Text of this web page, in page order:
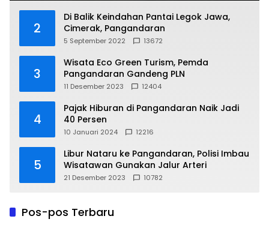
2
Di Balik Keindahan Pantai Legok Jawa,
Cimerak, Pangandaran
5 September 2022 13672
3
Wisata Eco Green Turism, Pemda
Pangandaran Gandeng PLN
11 Desember 2023 12404
4
Pajak Hiburan di Pangandaran Naik Jadi
40 Persen
10 Januari 2024 12216
5
Libur Nataru ke Pangandaran, Polisi Imbau
Wisatawan Gunakan Jalur Arteri
21 Desember 2023 10782
Pos-pos Terbaru